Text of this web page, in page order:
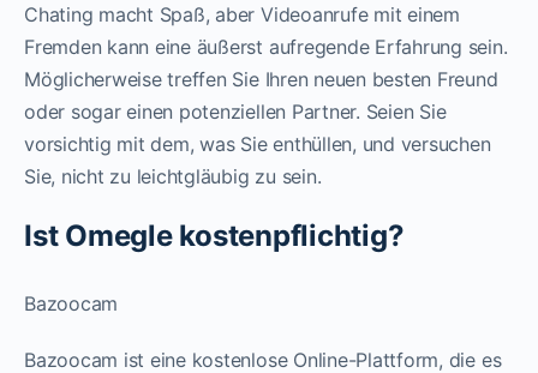
Chating macht Spaß, aber Videoanrufe mit einem
Fremden kann eine äußerst aufregende Erfahrung sein.
Möglicherweise treffen Sie Ihren neuen besten Freund
oder sogar einen potenziellen Partner. Seien Sie
vorsichtig mit dem, was Sie enthüllen, und versuchen
Sie, nicht zu leichtgläubig zu sein.
Ist Omegle kostenpflichtig?
Bazoocam
Bazoocam ist eine kostenlose Online-Plattform, die es